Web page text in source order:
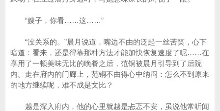
“嫂子，你看……这……”
“没关系的。”晨月说道，嘴边不由的泛起一丝苦笑，心下
暗道：看来，还是得靠那种方法才能加快恢复速度了呢……在
享用了一顿美味无比的晚餐之后，范铜被晨月引导到了后院
内。走在府内的门廊上，范铜不由得心中纳闷：怎么不到原来
的地方继续呢，难不成是文比？
越是深入府内，他的心里就越是忐忑不安，虽说他常听闻